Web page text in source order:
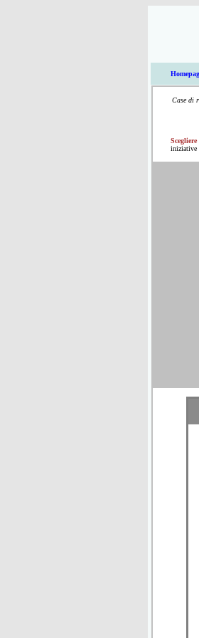
Case di
iniziative